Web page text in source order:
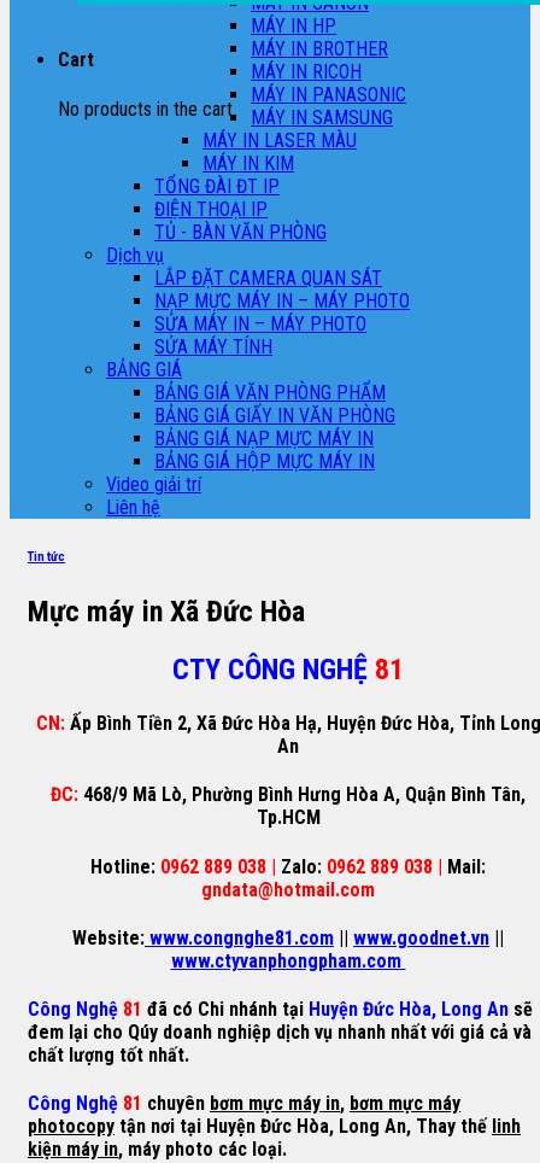
Cart
No products in the cart.
MÁY IN HP
MÁY IN BROTHER
MÁY IN RICOH
MÁY IN PANASONIC
MÁY IN SAMSUNG
MÁY IN LASER MÀU
MÁY IN KIM
TỔNG ĐÀI ĐT IP
ĐIỆN THOẠI IP
TỦ - BÀN VĂN PHÒNG
Dịch vụ
LẮP ĐẶT CAMERA QUAN SÁT
NẠP MỰC MÁY IN – MÁY PHOTO
SỬA MÁY IN – MÁY PHOTO
SỬA MÁY TÍNH
BẢNG GIÁ
BẢNG GIÁ VĂN PHÒNG PHẨM
BẢNG GIÁ GIẤY IN VĂN PHÒNG
BẢNG GIÁ NẠP MỰC MÁY IN
BẢNG GIÁ HỘP MỰC MÁY IN
Video giải trí
Liên hệ
Tin tức
Mực máy in Xã Đức Hòa
CTY CÔNG NGHỆ 81
CN: Ấp Bình Tiền 2, Xã Đức Hòa Hạ, Huyện Đức Hòa, Tỉnh Long
An
ĐC: 468/9 Mã Lò, Phường Bình Hưng Hòa A, Quận Bình Tân,
Tp.HCM
Hotline: 0962 889 038 | Zalo: 0962 889 038 | Mail:
gndata@hotmail.com
Website: www.congnghe81.com || www.goodnet.vn ||
www.ctyvanphongpham.com
Công Nghệ 81 đã có Chi nhánh tại Huyện Đức Hòa, Long An sẽ
đem lại cho Qúy doanh nghiệp dịch vụ nhanh nhất với giá cả và
chất lượng tốt nhất.
Công Nghệ 81 chuyên bơm mực máy in, bơm mực máy
photocopy tận nơi tại Huyện Đức Hòa, Long An, Thay thế linh
kiện máy in, máy photo các loại.